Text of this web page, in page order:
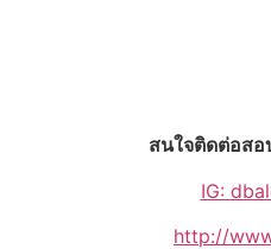
สนใจติดต่อสอ
IG:
http://